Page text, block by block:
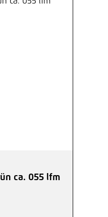
von 4.77 von 5
ca. 055 lfm